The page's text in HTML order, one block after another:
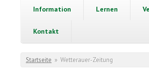
Information Lernen
Kontakt
Sie sind hier
Startseite » Wetterauer-Zeitung